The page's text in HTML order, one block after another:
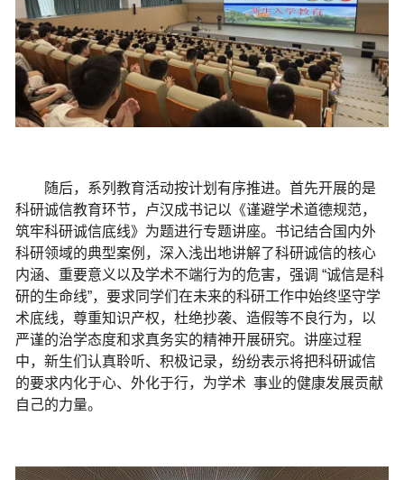
随后，系列教育活动按计划有序推进。首先开展的是
科研诚信教育环节，卢汉成书记以《谨避学术道德规范，
筑牢科研诚信底线》为题进行专题讲座。书记结合国内外
科研领域的典型案例，深入浅出地讲解了科研诚信的核心
内涵、重要意义以及学术不端行为的危害，强调 “诚信是科
研的生命线”，要求同学们在未来的科研工作中始终坚守学
术底线，尊重知识产权，杜绝抄袭、造假等不良行为，以
严谨的治学态度和求真务实的精神开展研究。讲座过程
中，新生们认真聆听、积极记录，纷纷表示将把科研诚信
的要求内化于心、外化于行，为学术 事业的健康发展贡献
自己的力量。